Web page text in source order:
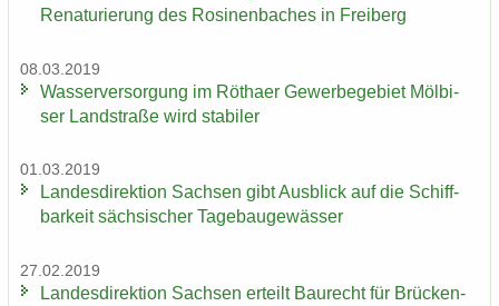
Re­na­tu­rie­rung des Ro­si­nen­ba­ches in Frei­berg
08.03.2019
Was­ser­ver­sor­gung im Rö­tha­er Ge­wer­be­ge­biet Möl­bi­
ser Land­stra­ße wird sta­bi­ler
01.03.2019
Lan­des­di­rek­ti­on Sach­sen gibt Aus­blick auf die Schiff­
bar­keit säch­si­scher Ta­ge­bau­ge­wäs­ser
27.02.2019
Lan­des­di­rek­ti­on Sach­sen er­teilt Bau­recht für Brü­cken­